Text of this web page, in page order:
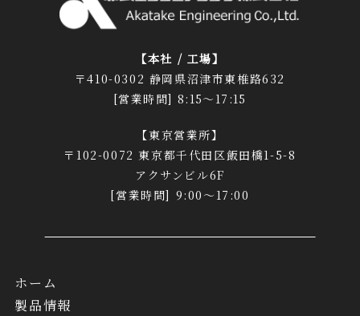
【本社 / 工場】
〒410-0302 静岡県沼津市東椎路632
[営業時間] 8:15～17:15
【東京営業所】
〒102-0072 東京都千代田区飯田橋1-5-8
アクサンビル6F
[営業時間] 9:00～17:00
ホーム
製品情報